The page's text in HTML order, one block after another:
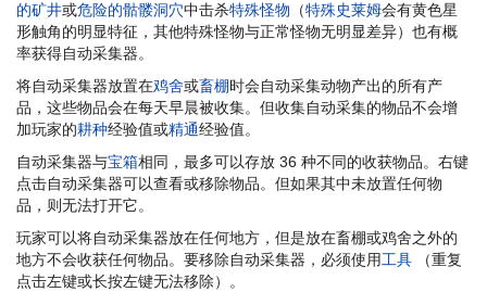
的矿井或危险的骷髅洞穴中击杀特殊怪物 （特殊史莱姆会有黄色星
形触角的明显特征，其他特殊怪物与正常怪物无明显差异）也有概
率获得自动采集器。
将自动采集器放置在鸡舍或畜棚时会自动采集动物产出的所有产
品，这些物品会在每天早晨被收集。但收集自动采集的物品不会增
加玩家的耕种经验值或精通经验值。
自动采集器与宝箱相同，最多可以存放 36 种不同的收获物品。右键
点击自动采集器可以查看或移除物品。但如果其中未放置任何物
品，则无法打开它。
玩家可以将自动采集器放在任何地方，但是放在畜棚或鸡舍之外的
地方不会收获任何物品。要移除自动采集器，必须使用工具 （重复
点击左键或长按左键无法移除）。